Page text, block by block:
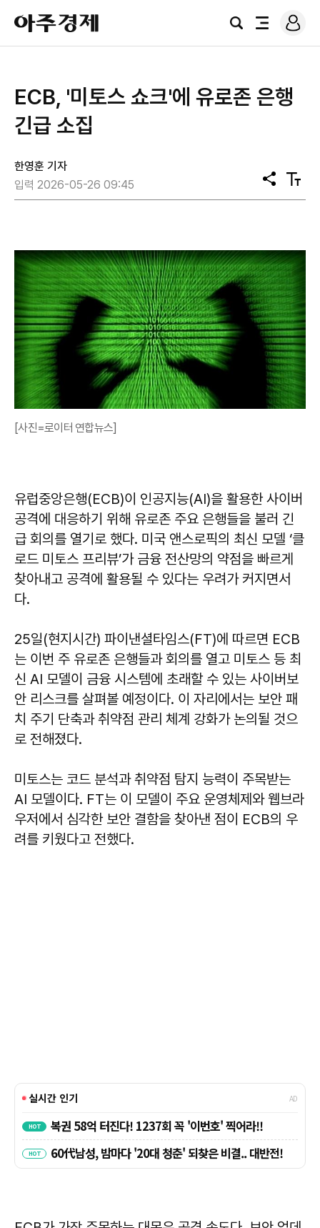
아
주
경
검
전
로
그
ECB, '미토스 쇼크'에 유로존 은행
긴급 소집
한영훈 기자
입력 2026-05-26 09:45
공
유
텍
스
[사진=로이터 연합뉴스]
유럽중앙은행(ECB)이 인공지능(AI)을 활용한 사이버
공격에 대응하기 위해 유로존 주요 은행들을 불러 긴
급 회의를 열기로 했다. 미국 앤스로픽의 최신 모델 ‘클
로드 미토스 프리뷰’가 금융 전산망의 약점을 빠르게
찾아내고 공격에 활용될 수 있다는 우려가 커지면서
다.
25일(현지시간) 파이낸셜타임스(FT)에 따르면 ECB
는 이번 주 유로존 은행들과 회의를 열고 미토스 등 최
신 AI 모델이 금융 시스템에 초래할 수 있는 사이버보
안 리스크를 살펴볼 예정이다. 이 자리에서는 보안 패
치 주기 단축과 취약점 관리 체계 강화가 논의될 것으
로 전해졌다.
미토스는 코드 분석과 취약점 탐지 능력이 주목받는
AI 모델이다. FT는 이 모델이 주요 운영체제와 웹브라
우저에서 심각한 보안 결함을 찾아낸 점이 ECB의 우
려를 키웠다고 전했다.